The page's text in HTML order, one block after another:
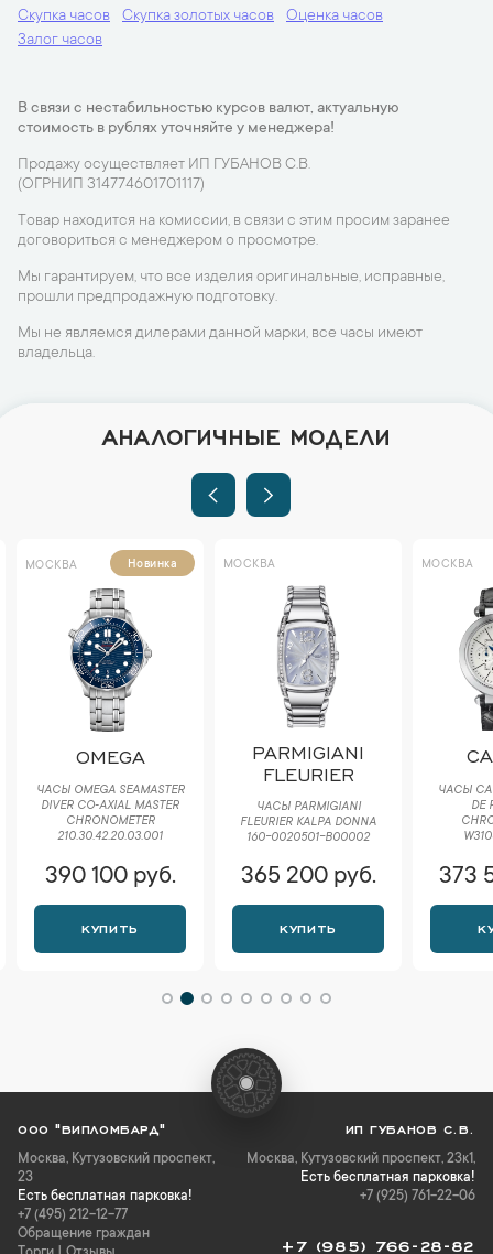
Скупка часов Скупка золотых часов
Оценка часов
Залог часов
В связи с нестабильностью курсов валют, актуальную
стоимость в рублях уточняйте у менеджера!
Продажу осуществляет ИП ГУБАНОВ С.В.
(ОГРНИП 314774601701117)
Товар находится на комиссии, в связи с этим просим заранее
договориться с менеджером о просмотре.
Мы гарантируем, что все изделия оригинальные, исправные,
прошли предпродажную подготовку.
Мы не являемся дилерами данной марки, все часы имеют
владельца.
АНАЛОГИЧНЫЕ МОДЕЛИ
МОСКВА Новинка
OMEGA
ЧАСЫ OMEGA SEAMASTER
DIVER CO‑AXIAL MASTER
CHRONOMETER
210.30.42.20.03.001
390 100 руб.
КУПИТЬ
МОСКВА
PARMIGIANI
FLEURIER
ЧАСЫ PARMIGIANI
FLEURIER KALPA DONNA
160-0020501-B00002
365 200 руб.
КУПИТЬ
МОСКВА
ЧАСЫ
DE
373
ООО "ВИПЛОМБАРД"
Москва, Кутузовский проспект,
23
Есть бесплатная парковка!
+7 (495) 212-12-77
Обращение граждан
ИП ГУБАНОВ С.В.
Москва, Кутузовский проспект, 23к1,
Есть бесплатная парковка!
+7 (925) 761-22-06
+7 (985) 766-28-82